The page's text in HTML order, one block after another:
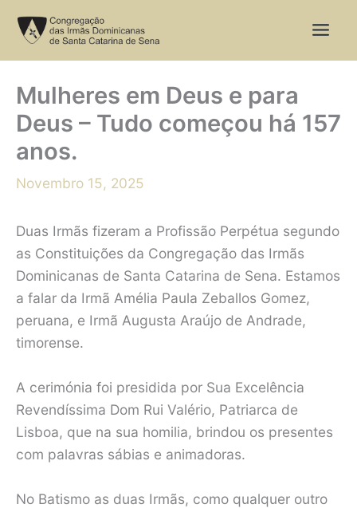
Mulheres em Deus e para
Deus – Tudo começou há 157
anos.
Novembro 15, 2025
Duas Irmãs fizeram a Profissão Perpétua segundo
as Constituições da Congregação das Irmãs
Dominicanas de Santa Catarina de Sena. Estamos
a falar da Irmã Amélia Paula Zeballos Gomez,
peruana, e Irmã Augusta Araújo de Andrade,
timorense.
A cerimónia foi presidida por Sua Excelência
Revendíssima Dom Rui Valério, Patriarca de
Lisboa, que na sua homilia, brindou os presentes
com palavras sábias e animadoras.
No Batismo as duas Irmãs, como qualquer outro